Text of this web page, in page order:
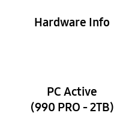
Hardware Info
PC Active
(990 PRO - 2TB)